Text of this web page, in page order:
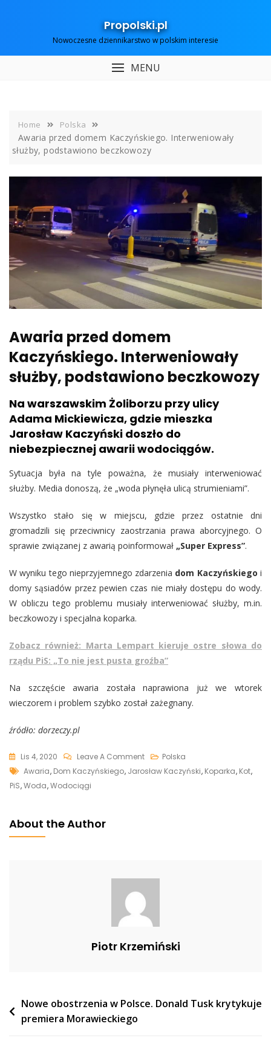
Propolski.pl
Nowoczesne dziennikarstwo w polskim interesie
MENU
Home Polska
Awaria przed domem Kaczyńskiego. Interweniowały
służby, podstawiono beczkowozy
Awaria przed domem
Kaczyńskiego. Interweniowały
służby, podstawiono beczkowozy
Na warszawskim Żoliborzu przy ulicy
Adama Mickiewicza, gdzie mieszka
Jarosław Kaczyński doszło do
niebezpiecznej awarii wodociągów.
Sytuacja była na tyle poważna, że musiały interweniować
służby. Media donoszą, że „woda płynęła ulicą strumieniami”.
Wszystko stało się w miejscu, gdzie przez ostatnie dni
gromadzili się przeciwnicy zaostrzania prawa aborcyjnego. O
sprawie związanej z awarią poinformował „Super Express”.
W wyniku tego nieprzyjemnego zdarzenia dom Kaczyńskiego i
domy sąsiadów przez pewien czas nie miały dostępu do wody.
W obliczu tego problemu musiały interweniować służby, m.in.
beczkowozy i specjalna koparka.
Zobacz również: Marta Lempart kieruje ostre słowa do
rządu PiS: „To nie jest pusta groźba”
Na szczęście awaria została naprawiona już we wtorek
wieczorem i problem szybko został zażegnany.
źródło: dorzeczy.pl
Lis 4, 2020 Leave A CommentOn
Awaria
Polska
Tags
Awaria, Dom Kaczyńskiego, Jarosław Kaczyński, Koparka, Kot,
PiS,Woda,Wodociągi
About the Author
Piotr Krzemiński
Nawigacja
wpisu
Nowe obostrzenia w Polsce. Donald Tusk krytykuje
premiera Morawieckiego